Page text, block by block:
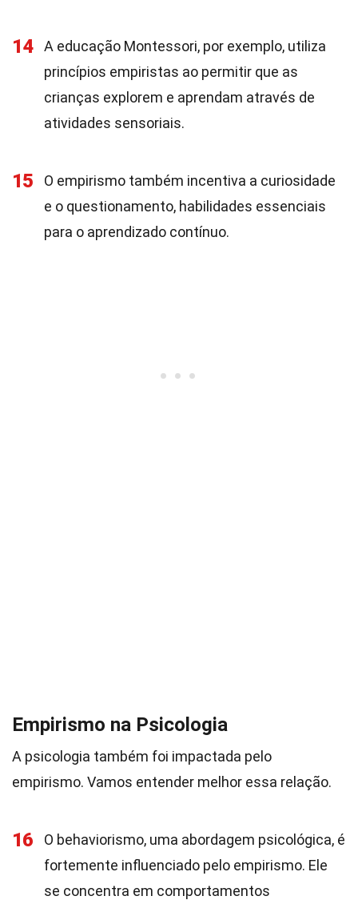
14
A educação Montessori, por exemplo, utiliza
princípios empiristas ao permitir que as
crianças explorem e aprendam através de
atividades sensoriais.
15
O empirismo também incentiva a curiosidade
e o questionamento, habilidades essenciais
para o aprendizado contínuo.
Empirismo na Psicologia
A psicologia também foi impactada pelo
empirismo. Vamos entender melhor essa relação.
16
O behaviorismo, uma abordagem psicológica, é
fortemente influenciado pelo empirismo. Ele
se concentra em comportamentos